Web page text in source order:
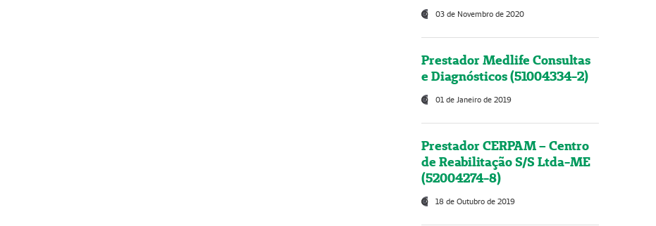
03 de Novembro de 2020
Prestador Medlife Consultas
e Diagnósticos (51004334-2)
01 de Janeiro de 2019
Prestador CERPAM – Centro
de Reabilitação S/S Ltda-ME
(52004274-8)
18 de Outubro de 2019